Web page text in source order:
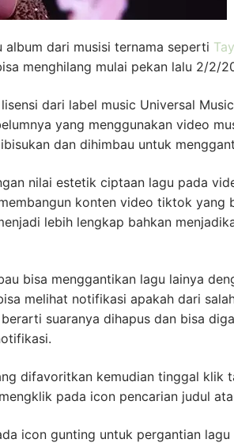
dari musisi ternama seperti
menghilang mulai pekan lalu 2/2/
dari label music Universal
yang menggunakan video
dan dihimbau untuk
nilai estetik ciptaan lagu pada
konten video tiktok yang
lebih lengkap bahkan
bisa menggantikan lagu lainya
melihat notifikasi apakah dari
suaranya dihapus dan bisa
difavoritkan kemudian tinggal klik
pada icon pencarian judul
icon gunting untuk pergantian lagu